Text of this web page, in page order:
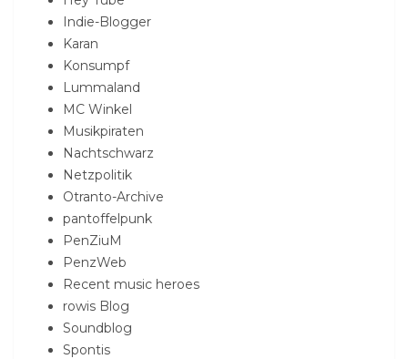
Indie-Blogger
Karan
Konsumpf
Lummaland
MC Winkel
Musikpiraten
Nachtschwarz
Netzpolitik
Otranto-Archive
pantoffelpunk
PenZiuM
PenzWeb
Recent music heroes
rowis Blog
Soundblog
Spontis